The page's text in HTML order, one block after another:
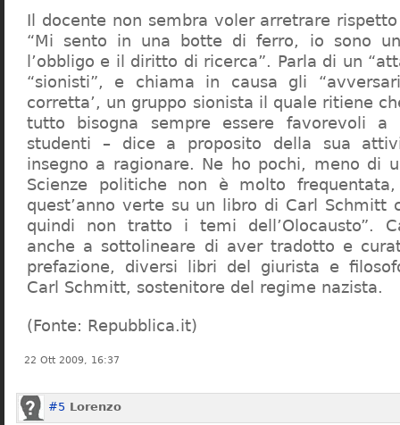
Il docente non sembra voler arretrare
“Mi sento in una botte di ferro, io sono
l’obbligo e il diritto di ricerca”. Parla di un
“sionisti”, e chiama in causa gli
corretta’, un gruppo sionista il quale ritiene
tutto bisogna sempre essere favorevoli a
studenti – dice a proposito della sua
insegno a ragionare. Ne ho pochi, meno di
Scienze politiche non è molto
quest’anno verte su un libro di Carl Schmitt
quindi non tratto i temi dell’Olocausto”.
anche a sottolineare di aver tradotto e
prefazione, diversi libri del giurista e
Carl Schmitt, sostenitore del regime nazista.
(Fonte: Repubblica.it)
22 Ott 2009, 16:37
#5 Lorenzo